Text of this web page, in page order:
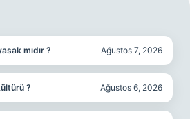
mıdır ? Ağustos 7, 2026
? Ağustos 6, 2026